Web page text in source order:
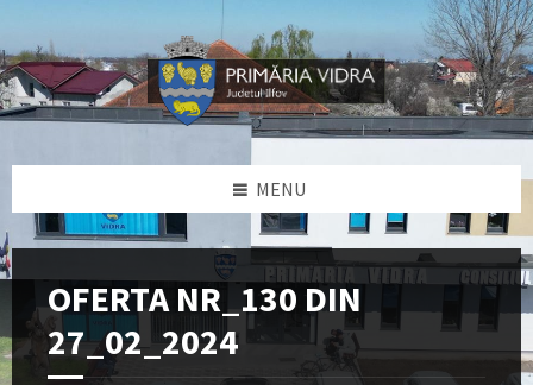
content
left
sidebar
right
sidebar
footer
MENU
OFERTA NR_130 DIN
27_02_2024